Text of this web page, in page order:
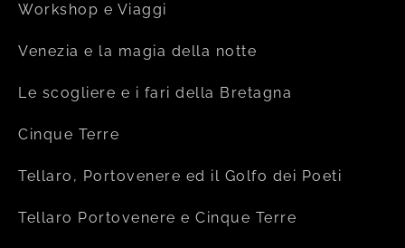
Workshop e Viaggi
Venezia e la magia della notte
Le scogliere e i fari della Bretagna
Cinque Terre
Tellaro, Portovenere ed il Golfo dei Poeti
Tellaro Portovenere e Cinque Terre